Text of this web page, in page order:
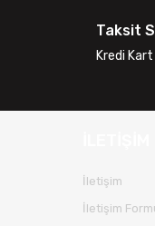
Taksit
Kredi
İletişim
İletişim